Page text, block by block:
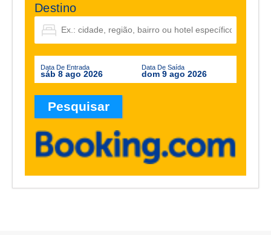
Destino
Data De Entrada
sáb 8 ago 2026
Data De Saída
dom 9 ago 2026